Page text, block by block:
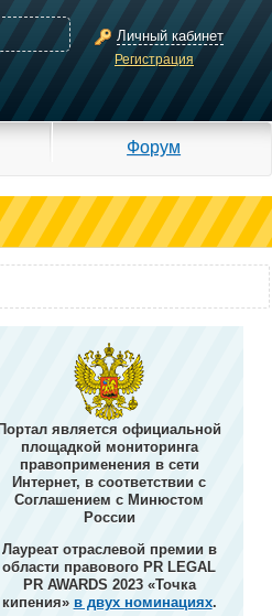
Личный кабинет
Регистрация
Форум
Портал является официальной
площадкой мониторинга
правоприменения в сети
Интернет, в соответствии с
Соглашением с Минюстом
России
Лауреат отраслевой премии в
области правового PR LEGAL
PR AWARDS 2023 «Точка
кипения» в двух номинациях.